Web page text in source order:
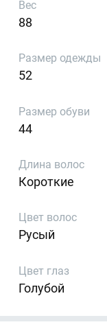
Вес
88
Размер одежды
52
Размер обуви
44
Длина волос
Короткие
Цвет волос
Русый
Цвет глаз
Голубой